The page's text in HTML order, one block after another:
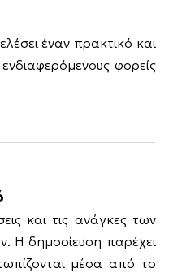
έναν πρακτικό και
φορείς
και τις ανάγκες των
Η δημοσίευση παρέχει
μέσα από το